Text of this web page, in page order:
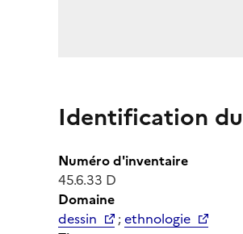
Identification
Numéro d'inventaire
45.6.33 D
Domaine
dessin
;ethnologie